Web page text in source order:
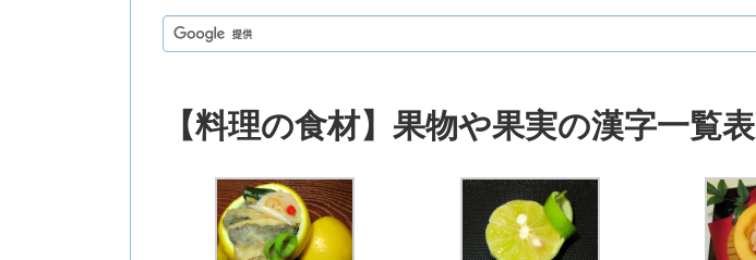
【料理の食材】果物や果実の漢字一覧表